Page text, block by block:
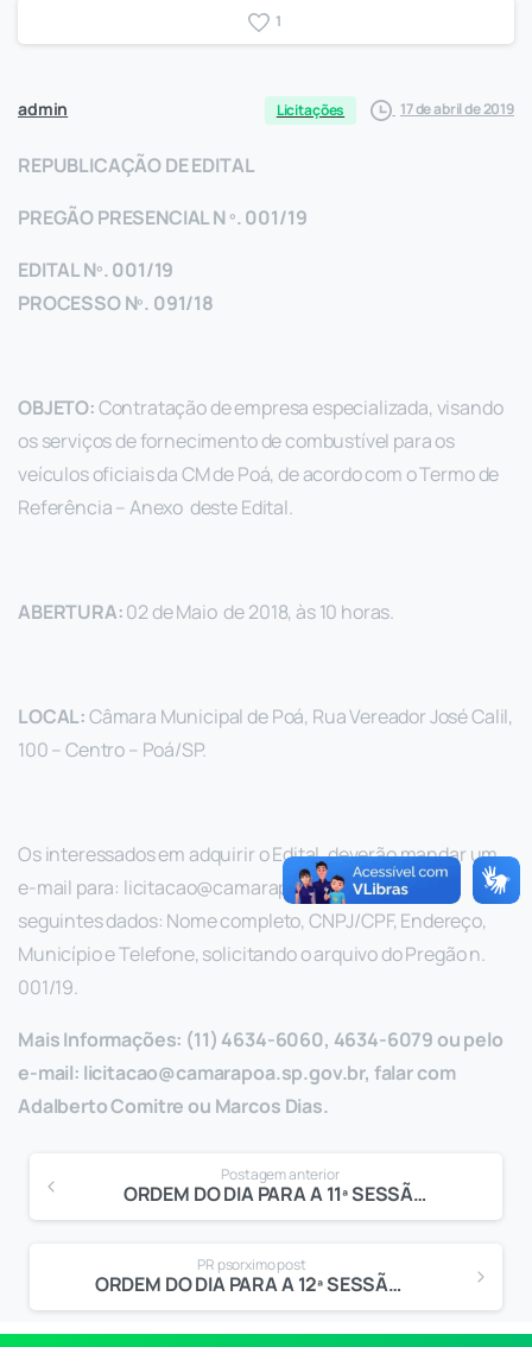
1
admin Licitações 17 de abril de 2019
REPUBLICAÇÃO DE EDITAL
PREGÃO PRESENCIAL N º. 001/19
EDITAL Nº. 001/19
PROCESSO Nº. 091/18
OBJETO:Contratação de empresa especializada, visando
os serviços de fornecimento de combustível para os
veículos oficiais da CM de Poá, de acordo com o Termo de
Referência – Anexo deste Edital.
ABERTURA:02 de Maio de 2018, às 10 horas.
LOCAL:Câmara Municipal de Poá, Rua Vereador José Calil,
100 – Centro – Poá/SP.
Os interessados em adquirir o Edital, deverão mandar um
e-mail para: licitacao@camarapoa.sp.gov.br, com os
seguintes dados: Nome completo, CNPJ/CPF, Endereço,
Município e Telefone, solicitando o arquivo do Pregão n.
001/19.
Mais Informações: (11) 4634-6060, 4634-6079 ou pelo
e-mail: licitacao@camarapoa.sp.gov.br, falar com
Adalberto Comitre ou Marcos Dias.
Postagem anterior
ORDEM DO DIA PARA A 11ª SESSÃO ORDINÁRIA
PR psorximo post
ORDEM DO DIA PARA A 12ª SESSÃO ORDINÁRIA